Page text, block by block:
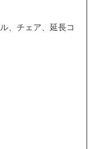
、チェア、延長コ